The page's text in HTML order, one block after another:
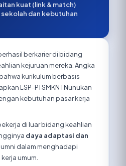
kuat (link & match)
dan kebutuhan
berkarier di bidang
kejuruan mereka. Angka
kurikulum berbasis
LSP-P1 SMKN 1 Nunukan
kebutuhan pasar kerja
di luar bidang keahlian
daya adaptasi dan
dalam menghadapi
umum.